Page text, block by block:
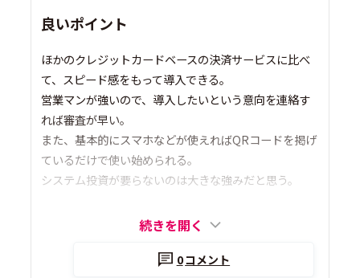
良いポイント
ほかのクレジットカードベースの決済サービスに比べ
て、スピード感をもって導入できる。
営業マンが強いので、導入したいという意向を連絡す
れば審査が早い。
また、基本的にスマホなどが使えればQRコードを掲げ
ているだけで使い始められる。
システム投資が要らないのは大きな強みだと思う。
続きを開く
0コメント